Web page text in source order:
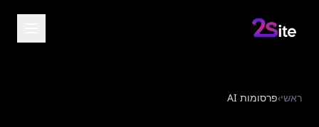
ראשי›פרסומות AI